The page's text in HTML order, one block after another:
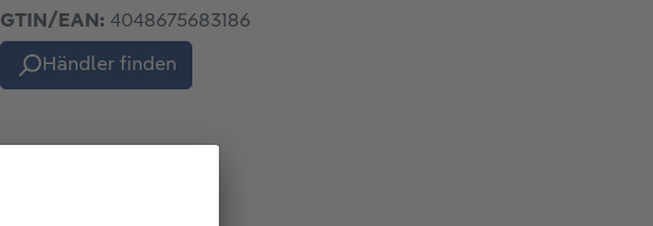
GTIN/EAN: 4048675683186
Händler finden